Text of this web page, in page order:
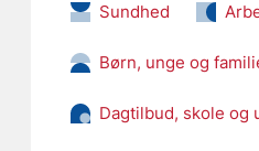
Sundhed
Børn, unge og
Dagtilbud, skole og